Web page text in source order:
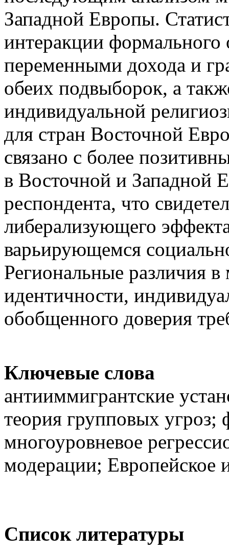
Западной Европы.
интеракции формального
переменными дохода и
обеих подвыборок, а
индивидуальной
для стран Восточной
связано с более
в Восточной и Западной
респондента, что
либерализующего
варьирующемся
Региональные различия
идентичности,
обобщенного доверия
Ключевые слова
антииммигрантские
теория групповых угроз;
многоуровневое
модерации; Европейское
Список литературы